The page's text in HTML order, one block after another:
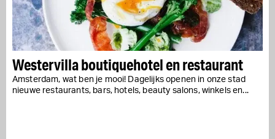
Westervilla boutiquehotel en restaurant
Amsterdam, wat ben je mooi! Dagelijks openen in onze stad
nieuwe restaurants, bars, hotels, beauty salons, winkels en...